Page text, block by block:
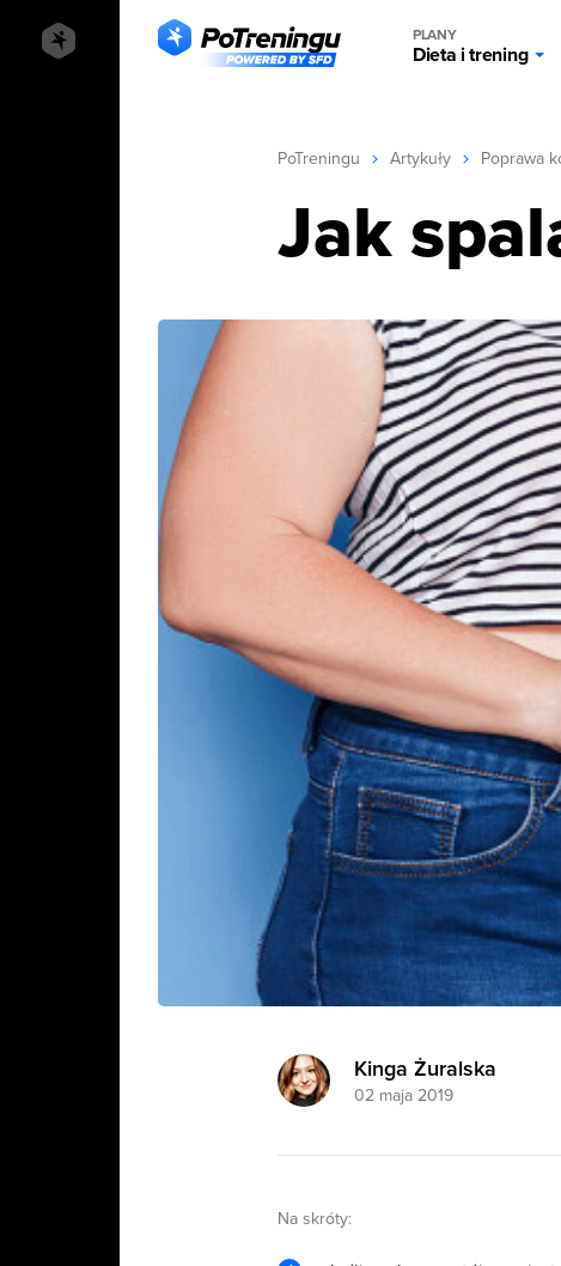
PLANY
Dieta i trening
PoTreningu Artykuły Poprawa
Jak
Kinga Żuralska
02 maja 2019
Na skróty: